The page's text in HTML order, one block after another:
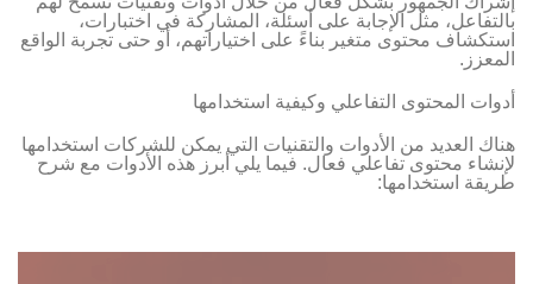
بالتفاعل، مثل الإجابة على أسئلة، المشاركة في اختبارات،
استكشاف محتوى متغير بناءً على اختياراتهم، أو حتى تجربة الواقع
المعزز.
أدوات المحتوى التفاعلي وكيفية استخدامها
هناك العديد من الأدوات والتقنيات التي يمكن للشركات استخدامها
لإنشاء محتوى تفاعلي فعال. فيما يلي أبرز هذه الأدوات مع شرح
طريقة استخدامها: